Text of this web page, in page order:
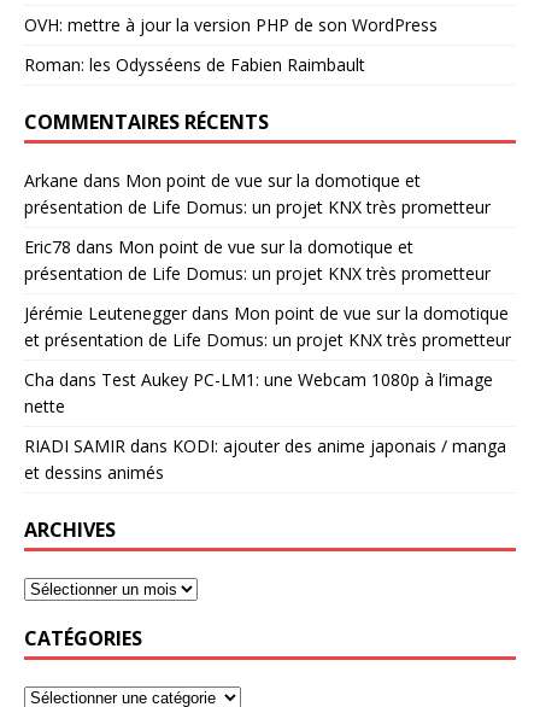
OVH: mettre à jour la version PHP de son WordPress
Roman: les Odysséens de Fabien Raimbault
COMMENTAIRES RÉCENTS
Arkane dans Mon point de vue sur la domotique et
présentation de Life Domus: un projet KNX très prometteur
Eric78 dans Mon point de vue sur la domotique et
présentation de Life Domus: un projet KNX très prometteur
Jérémie Leuteneggerdans Mon point de vue sur la domotique
et présentation de Life Domus: un projet KNX très prometteur
Cha dans Test Aukey PC-LM1: une Webcam 1080p à l’image
nette
RIADI SAMIR dans KODI: ajouter des anime japonais / manga
et dessins animés
ARCHIVES
CATÉGORIES